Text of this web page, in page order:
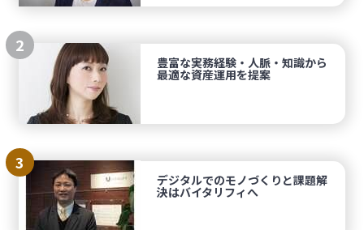
2
豊富な実務経験・人脈・知識から
最適な資産運用を提案
3
デジタルでのモノづくりと課題解
決はバイタリフィへ